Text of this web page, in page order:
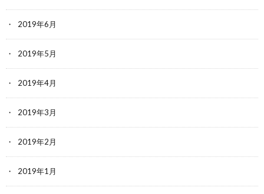
2019年6月
2019年5月
2019年4月
2019年3月
2019年2月
2019年1月